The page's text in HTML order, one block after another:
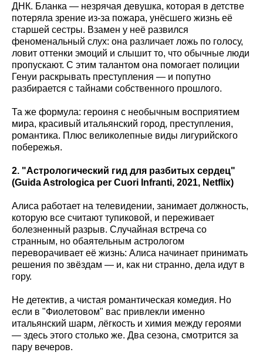
ДНК. Бланка — незрячая девушка, которая в детстве
потеряла зрение из-за пожара, унёсшего жизнь её
старшей сестры. Взамен у неё развился
феноменальный слух: она различает ложь по голосу,
ловит оттенки эмоций и слышит то, что обычные люди
пропускают. С этим талантом она помогает полиции
Генуи раскрывать преступления — и попутно
разбирается с тайнами собственного прошлого.
Та же формула: героиня с необычным восприятием
мира, красивый итальянский город, преступления,
романтика. Плюс великолепные виды лигурийского
побережья.
2. "Астрологический гид для разбитых сердец"
(GuidaAstrologica per Cuori Infranti, 2021, Netflix)
Алиса работает на телевидении, занимает должность,
которую все считают тупиковой, и переживает
болезненный разрыв. Случайная встреча со
странным, но обаятельным астрологом
переворачивает её жизнь: Алиса начинает принимать
решения по звёздам — и, как ни странно, дела идут в
гору.
Не детектив, а чистая романтическая комедия. Но
если в "Фиолетовом" вас привлекли именно
итальянский шарм, лёгкость и химия между героями
— здесь этого столько же. Два сезона, смотрится за
пару вечеров.